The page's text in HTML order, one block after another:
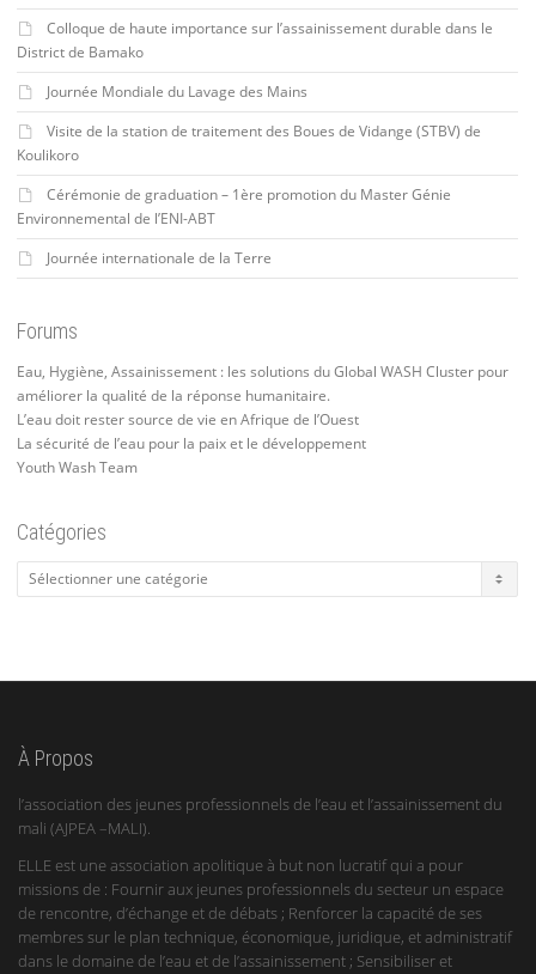
Colloque de haute importance sur l’assainissement durable dans le
District de Bamako
Journée Mondiale du Lavage des Mains
Visite de la station de traitement des Boues de Vidange (STBV) de
Koulikoro
Cérémonie de graduation – 1ère promotion du Master Génie
Environnemental de l’ENI-ABT
Journée internationale de la Terre
Forums
Eau, Hygiène, Assainissement : les solutions du Global WASH Cluster pour
améliorer la qualité de la réponse humanitaire.
L’eau doit rester source de vie en Afrique de l’Ouest
La sécurité de l’eau pour la paix et le développement
Youth Wash Team
Catégories
Catégories
À Propos
l’association des jeunes professionnels de l’eau et l’assainissement du
mali (AJPEA –MALI).
ELLE est une association apolitique à but non lucratif qui a pour
missions de : Fournir aux jeunes professionnels du secteur un espace
de rencontre, d’échange et de débats ; Renforcer la capacité de ses
membres sur le plan technique, économique, juridique, et administratif
dans le domaine de l’eau et de l’assainissement ; Sensibiliser et